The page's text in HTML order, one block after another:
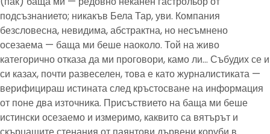
подсъзнанието; никакъв Бела Тар, уви. Компания
безсловесна, невидима, абстрактна, но несъмнено
осезаема — баща ми беше наоколо. Той на живо
категорично отказа да ми проговори, камо ли… Събудих се и
си казах, почти развеселен, това е като журналистиката —
верифицираш истината след кръстосване на информация
от поне два източника. Присъствието на баща ми беше
истински осезаемо и измеримо, каквито са вятърът и